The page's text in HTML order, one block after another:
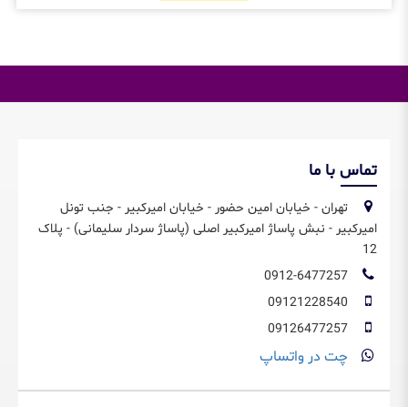
تماس با ما
تهران - خیابان امین حضور - خیابان امیرکبیر - جنب تونل
امیرکبیر - نبش پاساژ امیرکبیر اصلی (پاساژ سردار سلیمانی) - پلاک
12
چت در واتساپ